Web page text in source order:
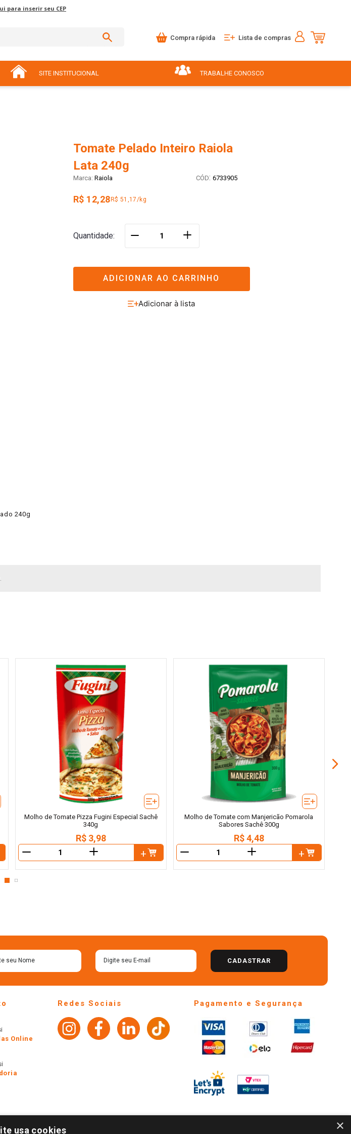
para inserir seu CEP
Compra rápida Lista de compras
SITE INSTITUCIONAL TRABALHE CONOSCO
Tomate Pelado Inteiro Raiola
Lata 240g
Raiola : 6733905
R$ 12,28R$ 51,17/kg
Quantidade ＋
ADICIONAR AO CARRINHO
240g
Molho de Tomate Pizza Fugini Especial Sachê
340g
R$ 3,98
＋
Molho de Tomate com Manjericão Pomarola
Sabores Sachê 300g
R$ 4,48
＋
CADASTRAR
Online
Redes Sociais Pagamento e Segurança
×
usa cookies